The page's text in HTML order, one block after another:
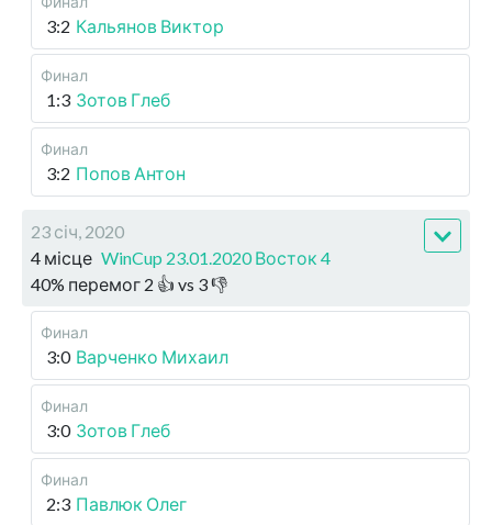
3:2 Кальянов Виктор
Финал
1:3 Зотов Глеб
Финал
3:2 Попов Антон
23 січ, 2020
4 місце WinCup 23.01.2020 Восток 4
40% перемог 2 👍 vs 3👎
Финал
3:0 Варченко Михаил
Финал
3:0 Зотов Глеб
Финал
2:3 Павлюк Олег